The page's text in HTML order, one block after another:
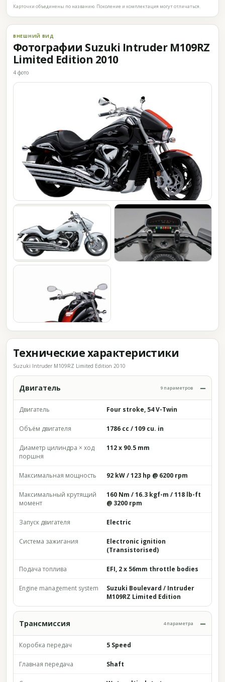
Карточки объединены по названию. Поколение и комплектация могут отличаться.
ВНЕШНИЙ ВИД
Фотографии Suzuki Intruder M109RZ
Limited Edition 2010
4 фото
Технические характеристики
Suzuki Intruder M109RZ Limited Edition 2010
Двигатель 9 параметров
Двигатель Four stroke, 54 V-Twin
Объём двигателя 1786 cc / 109 cu. in
Диаметр цилиндра × ход
поршня
112 x 90.5 mm
Максимальная мощность 92 kW / 123 hp @ 6200 rpm
Максимальный крутящий
момент
160 Nm / 16.3 kgf-m / 118 lb-ft
@ 3200 rpm
Запуск двигателя Electric
Система зажигания
Electronic ignition
(Transistorised)
Подача топлива EFI, 2 x 56mm throttle bodies
Engine management system
Suzuki Boulevard / Intruder
M109RZ Limited Edition
Трансмиссия 4 параметра
Коробка передач 5 Speed
Главная передача Shaft